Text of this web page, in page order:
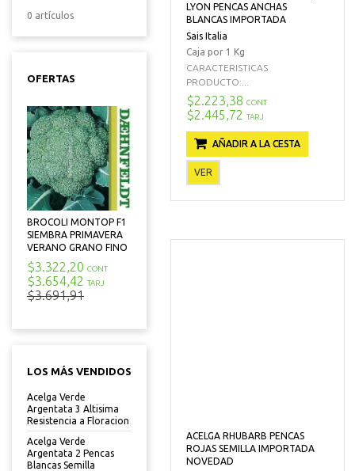
0 artículos
OFERTAS
BROCOLI MONTOP F1
SIEMBRA PRIMAVERA
VERANO GRANO FINO
$3.322,20 CONT
$3.654,42 TARJ
$3.691,91
LOS MÁS VENDIDOS
Acelga Verde
Argentata 3 Altisima
Resistencia a Floracion
Acelga Verde
Argentata 2 Pencas
Blancas Semilla
LYON PENCAS ANCHAS
BLANCAS IMPORTADA
Sais Italia
Caja por 1 Kg
CARACTERISTICAS
PRODUCTO:...
$2.223,38 CONT
$2.445,72 TARJ
AÑADIR A LA CESTA
VER
ACELGA RHUBARB PENCAS
ROJAS SEMILLA IMPORTADA
NOVEDAD